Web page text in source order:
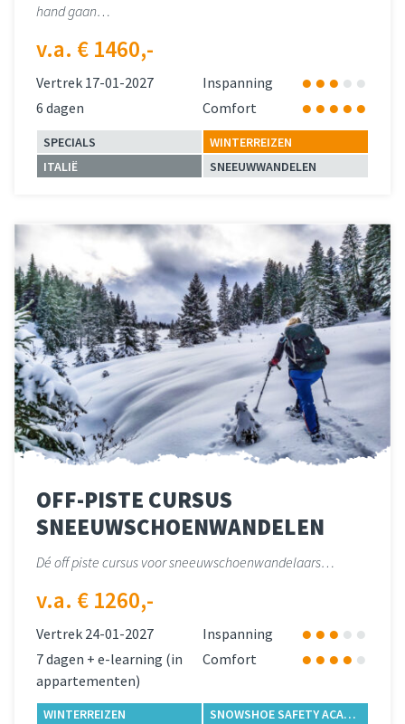
hand gaan…
v.a. € 1460,-
Vertrek 17-01-2027
Inspanning
6 dagen
Comfort
SPECIALS
WINTERREIZEN
ITALIË
SNEEUWWANDELEN
OFF-PISTE CURSUS
SNEEUWSCHOENWANDELEN
Dé off piste cursus voor sneeuwschoenwandelaars…
v.a. € 1260,-
Vertrek 24-01-2027
Inspanning
7 dagen + e-learning (in
appartementen)
Comfort
WINTERREIZEN
SNOWSHOE SAFETY ACADEMY